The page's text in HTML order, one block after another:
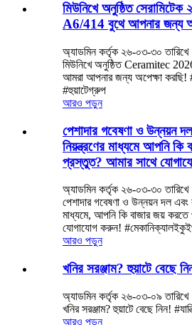
মিউনিখে অনুষ্ঠিত
A6/414 বুথে আপনার জন্য
অ্যাডমিন কর্তৃক ২৬-০৩-৩০ তারিখে
মিউনিখে অনুষ্ঠিত Ceramitec
আমরা আপনার জন্য অপেক্ষা করছি!
#হুয়াটেগ্রুপ
আরও পড়ুন
পেশাদার গবেষণা ও উন্নয়ন
নিয়ন্ত্রণের মাধ্যমে আপনি কি
প্রস্তুত? আমার সাথে
অ্যাডমিন কর্তৃক ২৬-০৩-৩০ তারিখে
পেশাদার গবেষণা ও উন্নয়ন দল এবং
মাধ্যমে, আপনি কি বাজার জয়
যোগাযোগ করুন!
আরও পড়ুন
খনির সরঞ্জাম? হুয়াটে বেছে
অ্যাডমিন কর্তৃক ২৬-০৩-০৯ তারিখে
খনির সরঞ্জাম? হুয়াটে বেছে নিন!
আরও পড়ুন